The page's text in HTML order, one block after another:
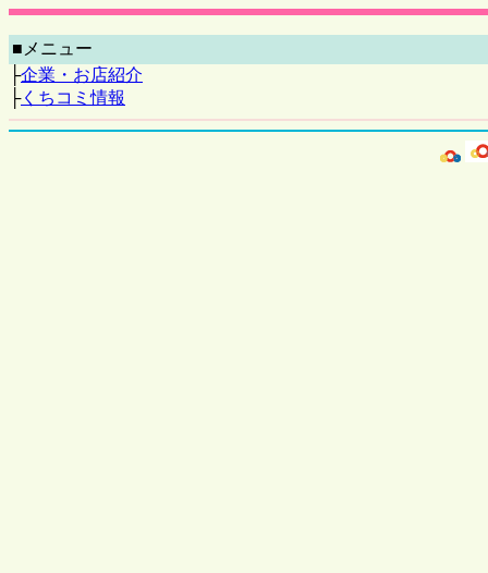
■メニュー
├企業・お店紹介
├くちコミ情報